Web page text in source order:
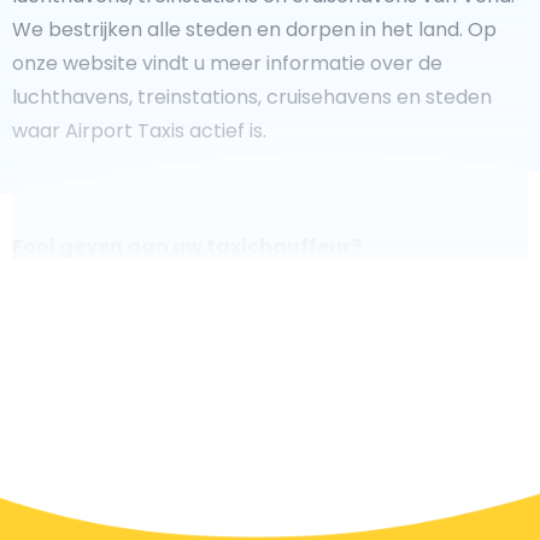
We bestrijken alle steden en dorpen in het land. Op
onze website vindt u meer informatie over de
luchthavens, treinstations, cruisehavens en steden
waar Airport Taxis actief is.
mogelijk heeft gemaakt, dan bent u van harte welkom
om een fooi te geven.